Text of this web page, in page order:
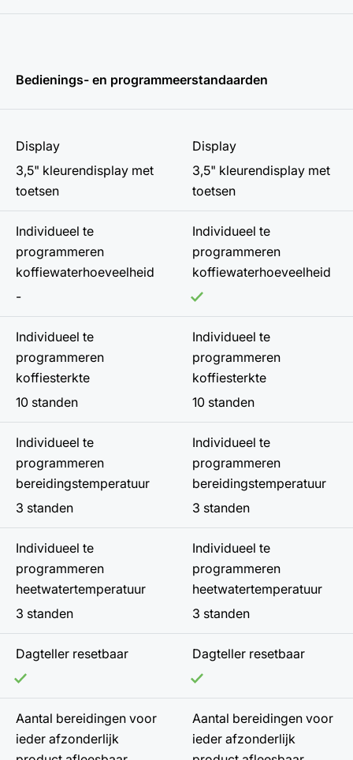
Bedienings- en programmeerstandaarden
Display
3,5" kleurendisplay met
toetsen
Display
3,5" kleurendisplay met
toetsen
Individueel te
programmeren
koffiewaterhoeveelheid
-
Individueel te
programmeren
koffiewaterhoeveelheid
Individueel te
programmeren
koffiesterkte
10 standen
Individueel te
programmeren
koffiesterkte
10 standen
Individueel te
programmeren
bereidingstemperatuur
3 standen
Individueel te
programmeren
bereidingstemperatuur
3 standen
Individueel te
programmeren
heetwatertemperatuur
3 standen
Individueel te
programmeren
heetwatertemperatuur
3 standen
Dagteller resetbaar Dagteller resetbaar
Aantal bereidingen voor
ieder afzonderlijk
Aantal bereidingen voor
ieder afzonderlijk